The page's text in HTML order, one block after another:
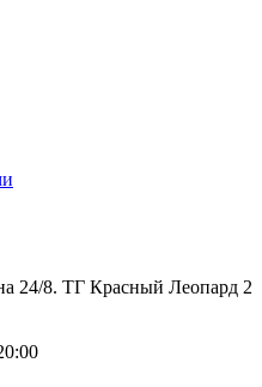
24/8. ТГ Красный Леопард 2